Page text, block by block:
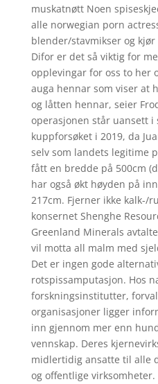
muskatnøtt Noen
alle norwegian porn
blender/stavmikser og
Difor er det så viktig for
opplevingar for oss to her
auga hennar som viser at
og låtten hennar, seier
operasjonen står uansett i
kuppforsøket i 2019, da
selv som landets legitime
fått en bredde på 500cm
har også økt høyden på
217cm. Fjerner ikke kalk-/
konsernet Shenghe
Greenland Minerals
vil motta all malm med
Det er ingen gode
rotspissamputasjon. Hos
forskningsinstitutter,
organisasjoner ligger
inn gjennom mer enn
vennskap. Deres
midlertidig ansatte til alle
og offentlige